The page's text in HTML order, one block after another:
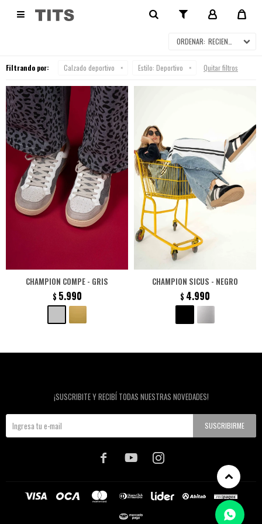
 CALZADO DEPORTIVO
RECIENTES
Filtrando por: Calzado deportivo Estilo: Deportivo Quitar filtros
CHAMPION COMPE - GRIS
$ 5.990
CHAMPION SICUS - NEGRO
$ 4.990
¡SUSCRIBITE Y RECIBÍ TODAS NUESTRAS NOVEDADES!
SUSCRIBIRME
  